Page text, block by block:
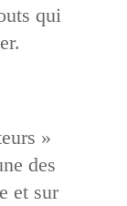
qui
»
des
et sur